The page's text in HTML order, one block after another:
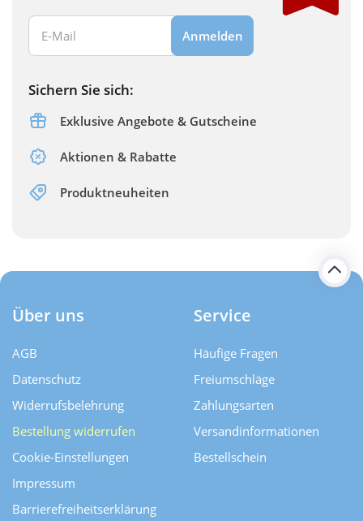
Ihre E-Mail Adresse:
Anmelden
Sichern Sie sich:
Exklusive Angebote & Gutscheine
Aktionen & Rabatte
Produktneuheiten
Über uns
AGB
Datenschutz
Widerrufsbelehrung
Bestellung widerrufen
Cookie-Einstellungen
Impressum
Barrierefreiheitserklärung
Service
Häufige Fragen
Freiumschläge
Zahlungsarten
Versand­informationen
Bestellschein